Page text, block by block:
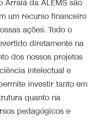
Arraiá da ALEMS são
um recurso financeiro
ações. Todo o
diretamente na
dos nossos projetos
intelectual e
investir tanto em
quanto na
pedagógicos e